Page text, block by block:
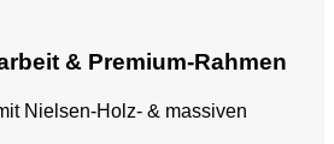
& Premium-Rahmen
Nielsen-Holz- & massiven